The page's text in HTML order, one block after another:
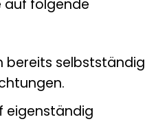
auf folgende
bereits selbstständig
eigenständig